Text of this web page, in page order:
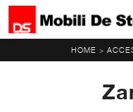
HOME >